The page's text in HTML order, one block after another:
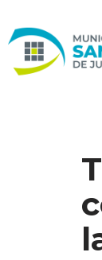
Ir
al